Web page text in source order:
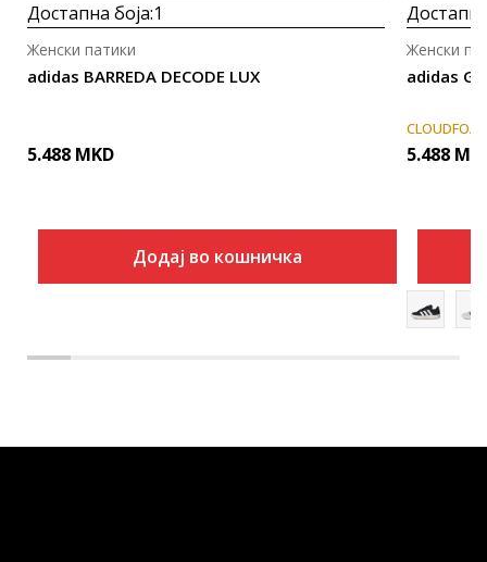
Достапна боја:1
adidas BARREDA DECODE LUX
Женски патики
5.488 MKD
Додај во кошничка
adidas
Женски
5.488